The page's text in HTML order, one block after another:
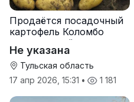
Продаётся посадочный
картофель Коломбо
оптом от трёх тонн
Не указана
Тульская область
17 апр 2026, 15:31 • 1 181